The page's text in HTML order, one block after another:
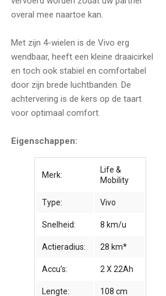
overal mee naartoe kan.
Met zijn 4-wielen is de Vivo erg
wendbaar, heeft een kleine draaicirkel
en toch ook stabiel en comfortabel
door zijn brede luchtbanden. De
achtervering is de kers op de taart
voor optimaal comfort.
Eigenschappen:
Merk:
Life &
Mobility
Type: Vivo
Snelheid: 8 km/u
Actieradius: 28 km*
Accu’s: 2 X 22Ah
Lengte: 108 cm